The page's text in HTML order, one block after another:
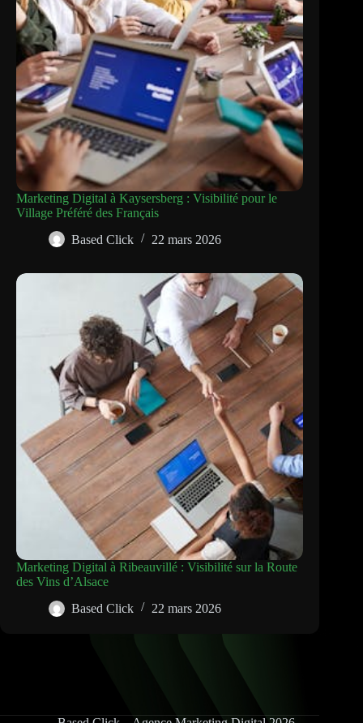
Marketing Digital à Kaysersberg : Visibilité pour le
Village Préféré des Français
Based Click
22 mars 2026
Marketing Digital à Ribeauvillé : Visibilité sur la Route
des Vins d’Alsace
Based Click
22 mars 2026